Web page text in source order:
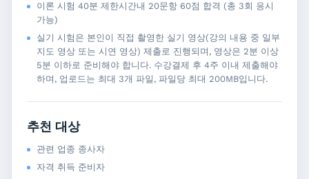
이론 시험 40분 제한시간내 20문항 60점 합격 (총 3회 응시
가능)
실기 시험은 본인이 직접 촬영한 실기 영상(강의 내용 중 일부
지도 영상 또는 시연 영상) 제출로 진행되며, 영상은 2분 이상
5분 이하로 준비해야 합니다. 수강결제 후 4주 이내 제출해야
하며, 업로드는 최대 3개 파일, 파일당 최대 200MB입니다.
추천 대상
관련 업종 종사자
자격 취득 준비자